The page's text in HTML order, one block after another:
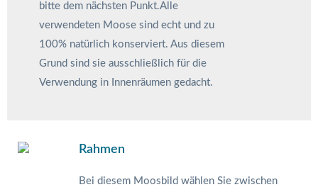
bitte dem nächsten Punkt.Alle
verwendeten Moose sind echt und zu
100% natürlich konserviert. Aus diesem
Grund sind sie ausschließlich für die
Verwendung in Innenräumen gedacht.
Rahmen
Bei diesem Moosbild wählen Sie zwischen